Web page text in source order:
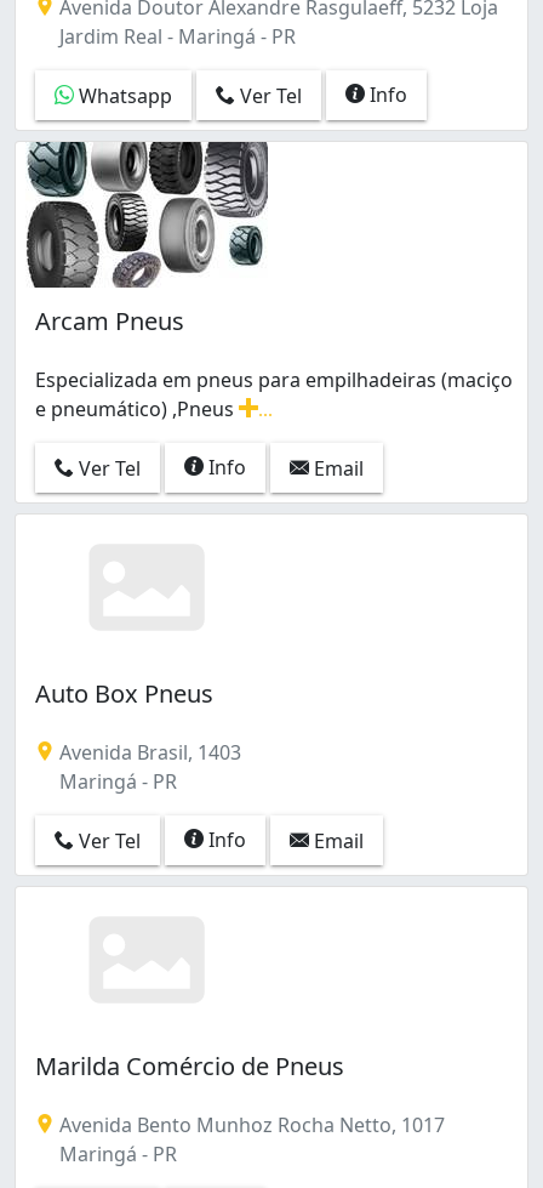
Zona 03 (5)
Zona 04 (1)
Zona 05 (5)
Zona 06 (1)
Zona 07 (20)
Zona 7 (2)
Avenida Doutor Alexandre Rasgulaeff, 5232 Loja
Jardim Real - Maringá - PR
Whatsapp Ver Tel Info
Arcam Pneus
Especializada em pneus para empilhadeiras (maciço
e pneumático) ,Pneus
Ver Tel
Info Email
Auto Box Pneus
Avenida Brasil, 1403
Maringá - PR
Ver Tel Info Email
Marilda Comércio de Pneus
Avenida Bento Munhoz Rocha Netto, 1017
Maringá - PR